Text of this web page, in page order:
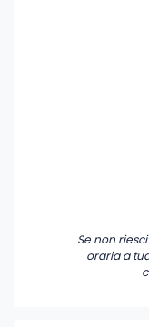
Se non
oraria a